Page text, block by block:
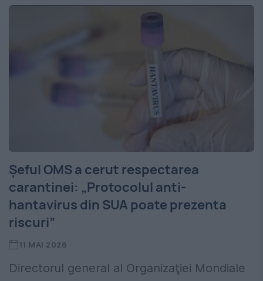
Șeful OMS a cerut respectarea
carantinei: „Protocolul anti-
hantavirus din SUA poate prezenta
riscuri”
11 MAI 2026
Directorul general al Organizaţiei Mondiale